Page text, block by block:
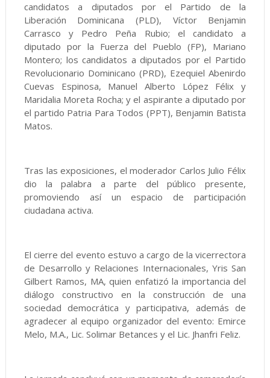
candidatos a diputados por el Partido de la
Liberación Dominicana (PLD), Víctor Benjamin
Carrasco y Pedro Peña Rubio; el candidato a
diputado por la Fuerza del Pueblo (FP), Mariano
Montero; los candidatos a diputados por el Partido
Revolucionario Dominicano (PRD), Ezequiel Abenirdo
Cuevas Espinosa, Manuel Alberto López Félix y
Maridalia Moreta Rocha; y el aspirante a diputado por
el partido Patria Para Todos (PPT), Benjamin Batista
Matos.
Tras las exposiciones, el moderador Carlos Julio Félix
dio la palabra a parte del público presente,
promoviendo así un espacio de participación
ciudadana activa.
El cierre del evento estuvo a cargo de la vicerrectora
de Desarrollo y Relaciones Internacionales, Yris San
Gilbert Ramos, MA, quien enfatizó la importancia del
diálogo constructivo en la construcción de una
sociedad democrática y participativa, además de
agradecer al equipo organizador del evento: Emirce
Melo, M.A., Lic. Solimar Betances y el Lic. Jhanfri Feliz.